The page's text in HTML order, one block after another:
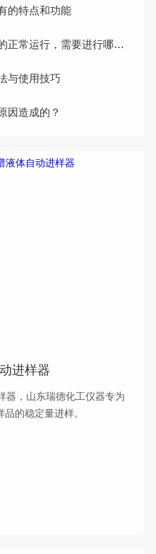
的特点和功能
如何保证液体自动进样器的正常运行，需要进行哪些维护工作？
与使用技巧
因造成的？
进样器
器，山东瑞德化工仪器专为
的稳定量进样。